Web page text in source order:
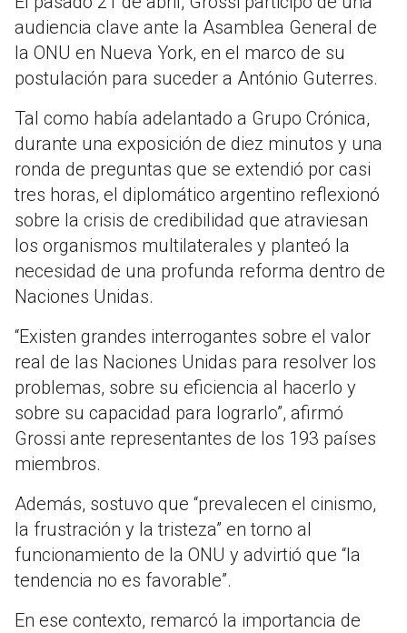
audiencia clave ante la Asamblea General de
la ONU en Nueva York, en el marco de su
postulación para suceder a António Guterres.
Tal como había adelantado a Grupo Crónica,
durante una exposición de diez minutos y una
ronda de preguntas que se extendió por casi
tres horas, el diplomático argentino reflexionó
sobre la crisis de credibilidad que atraviesan
los organismos multilaterales y planteó la
necesidad de una profunda reforma dentro de
Naciones Unidas.
“Existen grandes interrogantes sobre el valor
real de las Naciones Unidas para resolver los
problemas, sobre su eficiencia al hacerlo y
sobre su capacidad para lograrlo”, afirmó
Grossi ante representantes de los 193 países
miembros.
Además, sostuvo que “prevalecen el cinismo,
la frustración y la tristeza” en torno al
funcionamiento de la ONU y advirtió que “la
tendencia no es favorable”.
En ese contexto, remarcó la importancia de